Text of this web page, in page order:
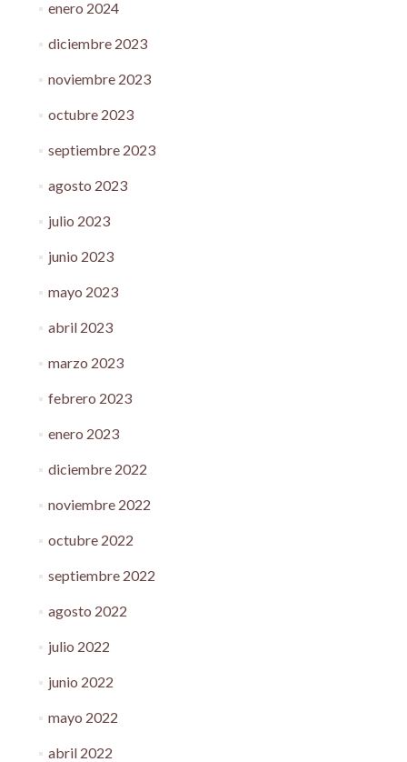
enero 2024
diciembre 2023
noviembre 2023
octubre 2023
septiembre 2023
agosto 2023
julio 2023
junio 2023
mayo 2023
abril 2023
marzo 2023
febrero 2023
enero 2023
diciembre 2022
noviembre 2022
octubre 2022
septiembre 2022
agosto 2022
julio 2022
junio 2022
mayo 2022
abril 2022